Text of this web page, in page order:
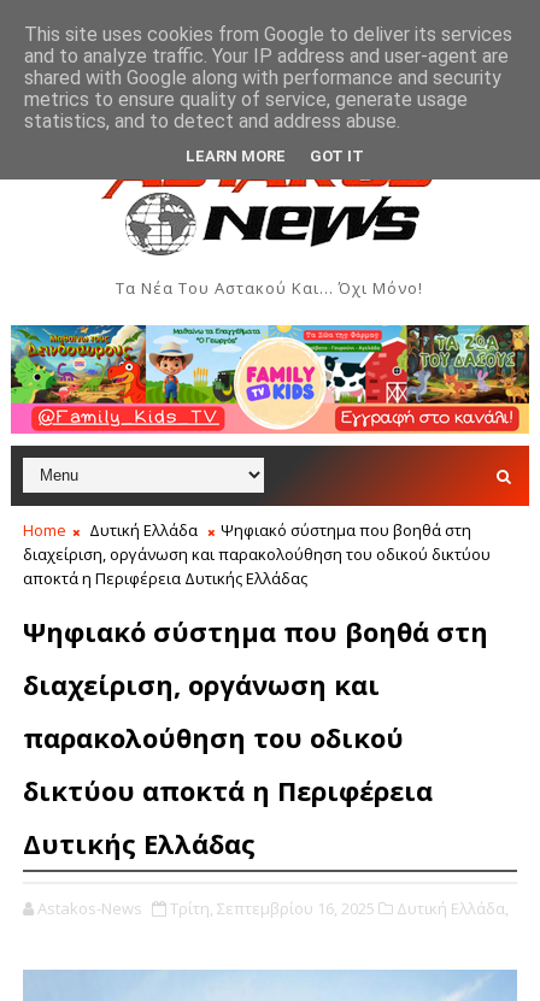
- Αύγουστος 2026 ΑΣΤΑΚΌΣ Όρθρος και Θεία
Τα Νέα Του Αστακού Και... Όχι Μόνο!
Home Δυτική Ελλάδα
Ψηφιακό σύστημα που βοηθά στη
διαχείριση, οργάνωση και παρακολούθηση του οδικού δικτύου
αποκτά η Περιφέρεια Δυτικής Ελλάδας
Ψηφιακό σύστημα που βοηθά στη
διαχείριση, οργάνωση και
παρακολούθηση του οδικού
δικτύου αποκτά η Περιφέρεια
Δυτικής Ελλάδας
Astakos-News Τρίτη, Σεπτεμβρίου 16, 2025 Δυτική Ελλάδα,
This site uses cookies from Google to deliver its services
and to analyze traffic. Your IP address and user-agent are
shared with Google along with performance and security
metrics to ensure quality of service, generate usage
statistics, and to detect and address abuse.
LEARN MORE GOT IT